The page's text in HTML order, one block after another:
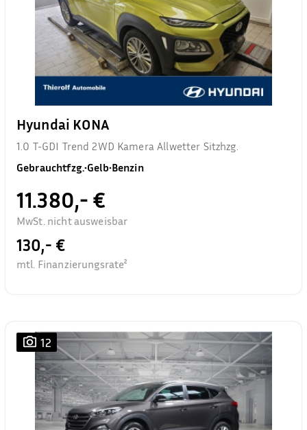
Hyundai KONA
1.0 T-GDI Trend 2WD Kamera Allwetter Sitzhzg.
Gebrauchtfzg.•Gelb•Benzin
11.380,- €
MwSt. nicht ausweisbar
130,- €
mtl. Finanzierungsrate²
12